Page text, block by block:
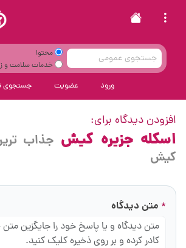
محتوا
خدمات سلامت و
ورود عضویت جستجوی
افزودن دیدگاه برای:
اسکله جزیره کیش جذاب
کیش
* متن دیدگاه